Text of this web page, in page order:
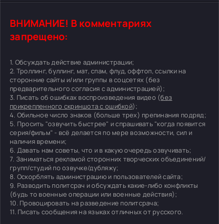
ВНИМАНИЕ! В комментариях
запрещено:
1. Обсуждать действие администрации;
2. Троллинг, буллинг, мат, спам, флуд, оффтоп, ссылки на
сторонние сайты и/или группы в соцсетях (без
предварительного согласия с администрацией);
3. Писать об ошибках воспроизведения видео (без
прикрепленного скриншота с ошибкой);
4. Обильное число знаков (больше трех) препинания подряд;
5. Просить "озвучить быстрее" и спрашивать "когда появится
серия/фильм" - всё делается по мере возможности, сил и
наличия времени;
6. Давать нам советы, что и в какую очередь озвучивать;
7. Заниматься рекламой сторонних творческих объединений/
групп/студий по озвучке/дубляжу;
8. Оскорблять администрацию и пользователей сайта;
9. Разводить политсрач и обсуждать какие-либо конфликты
(будь то военные операции или военные действия);
10. Провоцировать на разведение политсрача;
11. Писать сообщения на языках отличных от русского.